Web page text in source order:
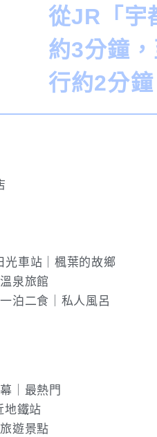
從JR「宇
約3分鐘
行約2分鐘
光車站｜楓葉的故鄉
泉旅館
泊二食｜私人風呂
｜最熱門
地鐵站
遊景點